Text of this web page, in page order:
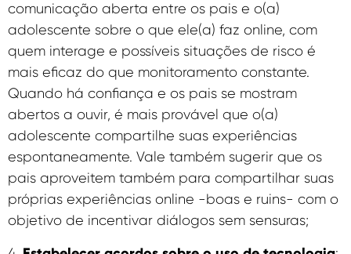
comunicação aberta entre os pais e o(a)
adolescente sobre o que ele(a) faz online, com
quem interage e possíveis situações de risco é
mais eficaz do que monitoramento constante.
Quando há confiança e os pais se mostram
abertos a ouvir, é mais provável que o(a)
adolescente compartilhe suas experiências
espontaneamente. Vale também sugerir que os
pais aproveitem também para compartilhar suas
próprias experiências online -boas e ruins- com o
objetivo de incentivar diálogos sem sensuras;